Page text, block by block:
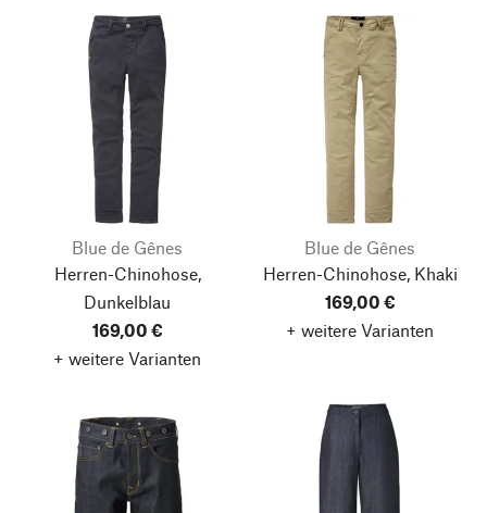
Blue de Gênes
Herren-Chinohose,
Dunkelblau
169,00 €
+ weitere Varianten
Blue de Gênes
Herren-Chinohose, Khaki
169,00 €
+ weitere Varianten